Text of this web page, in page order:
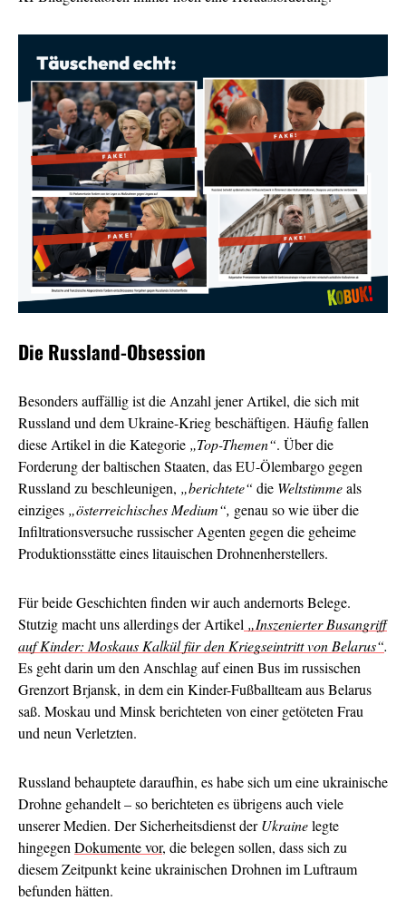
Die Russland-Obsession
Besonders auffällig ist die Anzahl jener Artikel, die sich mit
Russland und dem Ukraine-Krieg beschäftigen. Häufig fallen
diese Artikel in die Kategorie „Top-Themen“. Über die
Forderung der baltischen Staaten, das EU-Ölembargo gegen
Russland zu beschleunigen, „berichtete“ die Weltstimmeals
einziges „österreichisches Medium“, genau so wie über die
Infiltrationsversuche russischer Agenten gegen die geheime
Produktionsstätte eines litauischen Drohnenherstellers.
Für beide Geschichten finden wir auch andernorts Belege.
Stutzig macht uns allerdings der Artikel „Inszenierter Busangriff
auf Kinder: Moskaus Kalkül für den Kriegseintritt von Belarus“.
Es geht darin um den Anschlag auf einen Bus im russischen
Grenzort Brjansk, in dem ein Kinder-Fußballteam aus Belarus
saß. Moskau und Minsk berichteten von einer getöteten Frau
und neun Verletzten.
Russland behauptete daraufhin, es habe sich um eine ukrainische
Drohne gehandelt – so berichteten es übrigens auch viele
unserer Medien. Der Sicherheitsdienst derUkrainelegte
hingegen Dokumente vor, die belegen sollen, dass sich zu
diesem Zeitpunkt keine ukrainischen Drohnen im Luftraum
befunden hätten.